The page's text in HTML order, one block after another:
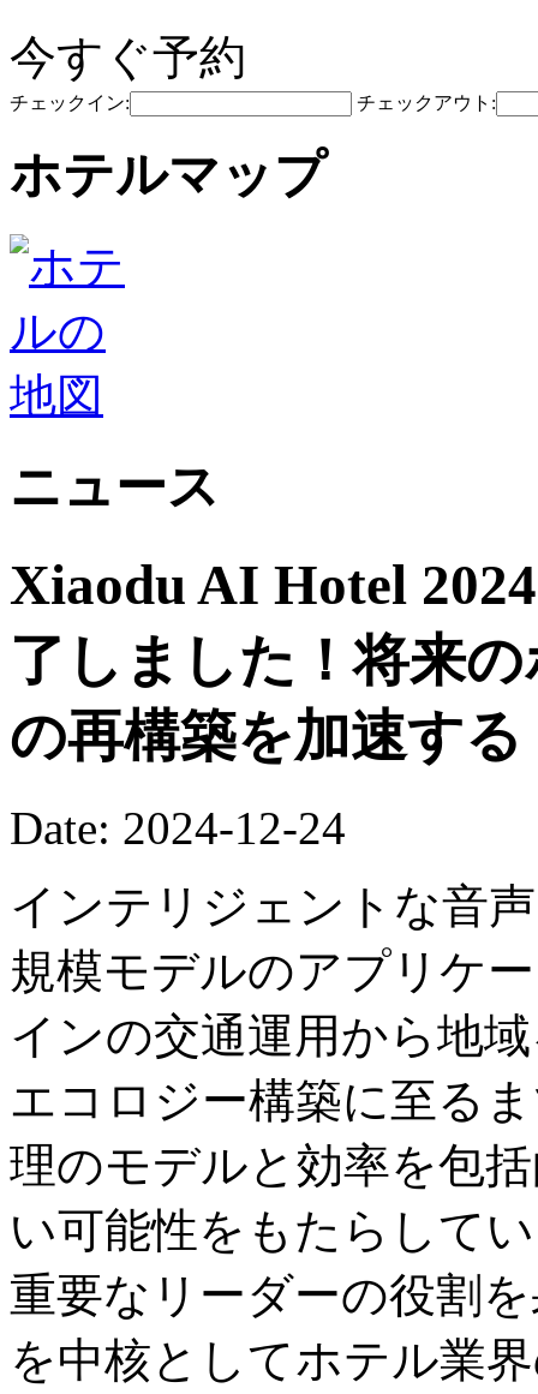
今すぐ予約
チェックイン: チェックアウト:
ホテルマップ
ニュース
Xiaodu AI Hotel
了しました！将来
の再構築を加速する
Date: 2024-12-24
インテリジェントな音
規模モデルのアプリケ
インの交通運用から地
エコロジー構築に至る
理のモデルと効率を包
い可能性をもたらして
重要なリーダーの役割
を中核としてホテル業